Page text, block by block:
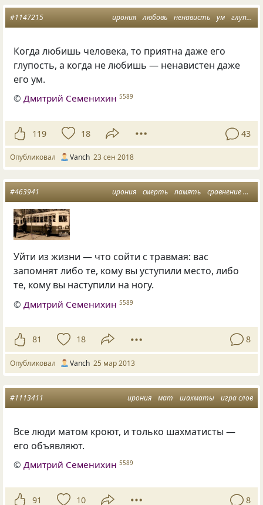
ирония любовь ненависть ум глупость
#1147215
Когда любишь человека, то приятна даже его
глупость, а когда не любишь — ненавистен даже
его ум.
©Дмитрий Семенихин 5589
119 18 43
Опубликовал Vanch 23 сен 2018
ирония смерть память сравнение
#463941
Уйти из жизни — что сойти с травмая: вас
запомнят либо те, кому вы уступили место, либо
те, кому вы наступили на ногу.
© Дмитрий Семенихин 5589
81 18 8
Опубликовал Vanch 25 мар 2013
ирония мат шахматы игра слов
#1113411
Все люди матом кроют, и только шахматисты —
его объявляют.
©Дмитрий Семенихин 5589
91 10 8